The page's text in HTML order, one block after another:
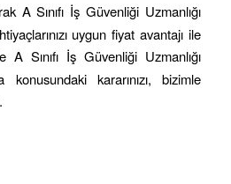
A Sınıfı İş Güvenliği Uzmanlığı
uygun fiyat avantajı ile
A Sınıfı İş Güvenliği Uzmanlığı
kararınızı, bizimle